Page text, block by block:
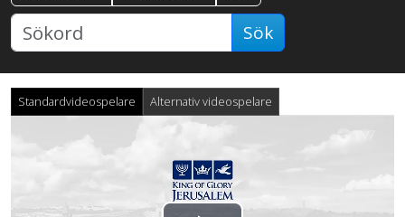
Sök
Standardvideospelare Alternativ videospelare